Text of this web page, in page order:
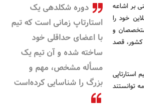
دوره شکلدهی یک
استارتاپ زمانی است که تیم
با اعضای حداقلی خود
ساخته شده‌ و آن تیم یک
مسأله مشخص، مهم و
بزرگ را شناسایی کرده‌است
بر اشاعه
خود را
متخصصان و
کشور، قصد
اولین دوره شکلدهی آنلاین این مجموعه مربوط به ۶ تیم استارتاپی
برنامه توانستند